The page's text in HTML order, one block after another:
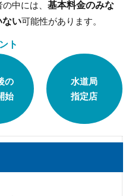
の中には、基本料金のみな
ない可能性があります。
ト
の
始
水道局
指定店